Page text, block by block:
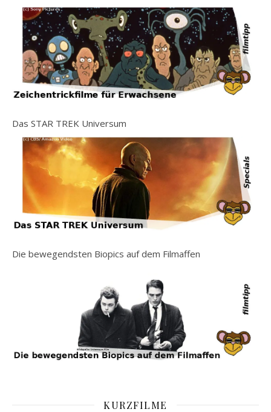
Das STAR TREK Universum
Die bewegendsten Biopics auf dem Filmaffen
KURZFILME